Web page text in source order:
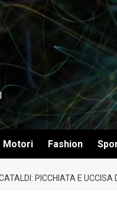
Motori Fashion
PICCHIATA E UCCISA